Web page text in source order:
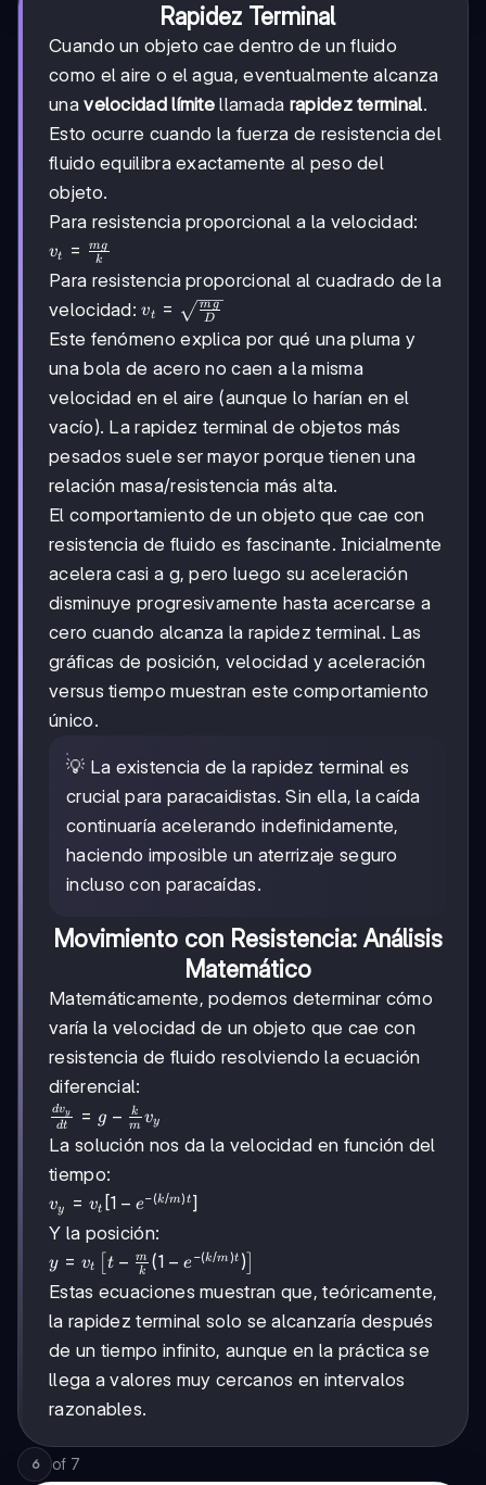
Rapidez Terminal
Cuando un objeto cae dentro de un fluido
como el aire o el agua, eventualmente alcanza
unavelocidad límite llamada rapidez terminal.
Esto ocurre cuando la fuerza de resistencia del
fluido equilibra exactamente al peso del
objeto.
Para resistencia proporcional a la velocidad:
v_t =
\frac{mg}
{k}
vt = k
mg
Para resistencia proporcional al cuadrado de la
velocidad:v_t =
\sqrt{\frac{mg}
{D}}
vt = D
mg
Este fenómeno explica por qué una pluma y
una bola de acero no caen a la misma
velocidad en el aire (aunque lo harían en el
vacío). La rapidez terminal de objetos más
pesados suele ser mayor porque tienen una
relación masa/resistencia más alta.
El comportamiento de un objeto que cae con
resistencia de fluido es fascinante. Inicialmente
acelera casi a g, pero luego su aceleración
disminuye progresivamente hasta acercarse a
cero cuando alcanza la rapidez terminal. Las
gráficas de posición, velocidad y aceleración
versus tiempo muestran este comportamiento
único.
💡 La existencia de la rapidez terminal es
crucial para paracaidistas. Sin ella, la caída
continuaría acelerando indefinidamente,
haciendo imposible un aterrizaje seguro
incluso con paracaídas.
Movimiento con Resistencia: Análisis
Matemático
Matemáticamente, podemos determinar cómo
varía la velocidad de un objeto que cae con
resistencia de fluido resolviendo la ecuación
diferencial:
\frac{dv_y}
{dt} = g -
\frac{k}
{m}v_y
dt
dvy = g − m
k vy
La solución nos da la velocidad en función del
tiempo:
v_y =
v_t[1 -
e^{-
(k/m)t}]
vy = vt [1 − e−(k/m)t]
Y la posición:
y = v_t
\left[ t -
\frac{m}
{k} (1 -
e^{-
(k/m)t})
\right]
y = vt t − k
m (1 − e−(k/m)t )
Estas ecuaciones muestran que, teóricamente,
la rapidez terminal solo se alcanzaría después
de un tiempo infinito, aunque en la práctica se
llega a valores muy cercanos en intervalos
razonables.
6 of 7